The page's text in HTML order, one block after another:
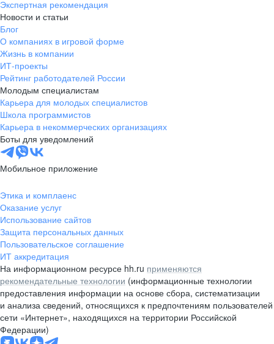
Экспертная рекомендация
Новости и статьи
Блог
О компаниях в игровой форме
Жизнь в компании
ИТ-проекты
Рейтинг работодателей России
Молодым специалистам
Карьера для молодых специалистов
Школа программистов
Карьера в некоммерческих организациях
Боты для уведомлений
Мобильное приложение
Этика и комплаенс
Оказание услуг
Использование сайтов
Защита персональных данных
Пользовательское соглашение
ИТ аккредитация
На информационном ресурсе hh.ru применяются
рекомендательные технологии (информационные технологии
предоставления информации на основе сбора, систематизации
и анализа сведений, относящихся к предпочтениям пользователей
сети «Интернет», находящихся на территории Российской
Федерации)